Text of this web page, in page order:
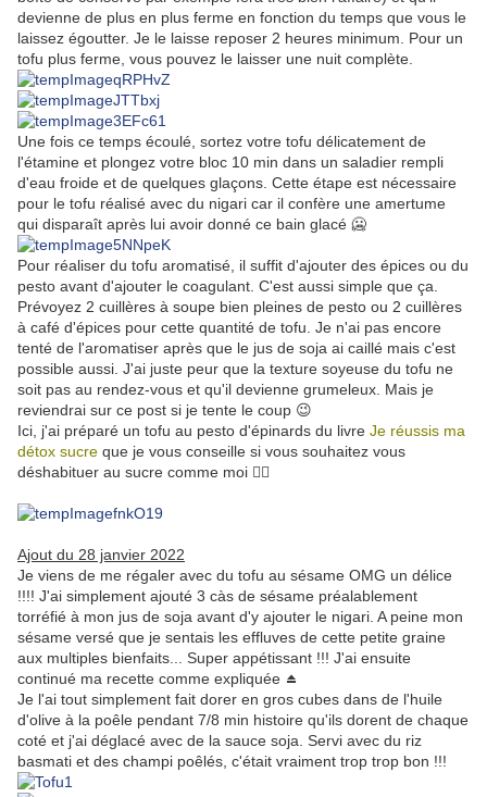
devienne de plus en plus ferme en fonction du temps que vous le
laissez égoutter. Je le laisse reposer 2 heures minimum. Pour un
tofu plus ferme, vous pouvez le laisser une nuit complète.
Une fois ce temps écoulé, sortez votre tofu délicatement de
l'étamine et plongez votre bloc 10 min dans un saladier rempli
d'eau froide et de quelques glaçons. Cette étape est nécessaire
pour le tofu réalisé avec du nigari car il confère une amertume
qui disparaît après lui avoir donné ce bain glacé 🥶
Pour réaliser du tofu aromatisé, il suffit d'ajouter des épices ou du
pesto avant d'ajouter le coagulant. C'est aussi simple que ça.
Prévoyez 2 cuillères à soupe bien pleines de pesto ou 2 cuillères
à café d'épices pour cette quantité de tofu. Je n'ai pas encore
tenté de l'aromatiser après que le jus de soja ai caillé mais c'est
possible aussi. J'ai juste peur que la texture soyeuse du tofu ne
soit pas au rendez-vous et qu'il devienne grumeleux. Mais je
reviendrai sur ce post si je tente le coup 😉
Ici, j'ai préparé un tofu au pesto d'épinards du livre Je réussis ma
détox sucre que je vous conseille si vous souhaitez vous
déshabituer au sucre comme moi ✌🏻
Ajout du 28 janvier 2022
Je viens de me régaler avec du tofu au sésame OMG un délice
!!!! J'ai simplement ajouté 3 càs de sésame préalablement
torréfié à mon jus de soja avant d'y ajouter le nigari. A peine mon
sésame versé que je sentais les effluves de cette petite graine
aux multiples bienfaits... Super appétissant !!! J'ai ensuite
continué ma recette comme expliquée ⏏️
Je l'ai tout simplement fait dorer en gros cubes dans de l'huile
d'olive à la poêle pendant 7/8 min histoire qu'ils dorent de chaque
coté et j'ai déglacé avec de la sauce soja. Servi avec du riz
basmati et des champi poêlés, c'était vraiment trop trop bon !!!